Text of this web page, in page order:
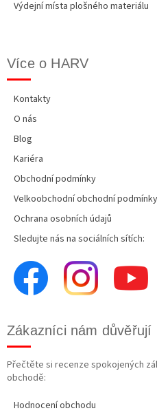
Výdejní místa plošného materiálu
Více o HARV
Kontakty
O nás
Blog
Kariéra
Obchodní podmínky
Velkoobchodní obchodní podmínky
Ochrana osobních údajů
Sledujte nás na sociálních sítích:
Zákazníci nám důvěřují
Přečtěte si recenze spokojených
obchodě:
Hodnocení obchodu